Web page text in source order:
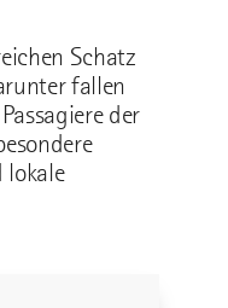
Schatz
fallen
der
lokale